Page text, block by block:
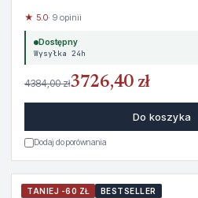
★ 5.0· 9 opinii
Dostępny
Wysyłka 24h
4384,00 zł3726,40 zł
Do koszyka
Dodaj do porównania
TANIEJ -60 ZŁ BESTSELLER